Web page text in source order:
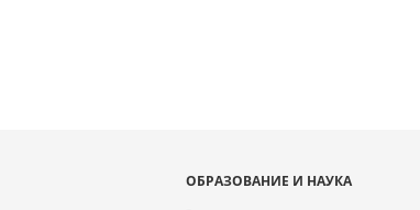
ОБРАЗОВАНИЕ И НАУКА